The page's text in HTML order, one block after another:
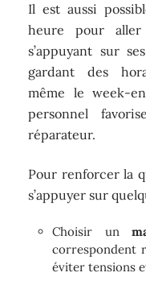
Il est aussi
heure pour
s’appuyant sur
gardant des
même le week-
personnel
réparateur.
Pour renforcer la
s’appuyer sur
Choisir un
correspondent
éviter tensions